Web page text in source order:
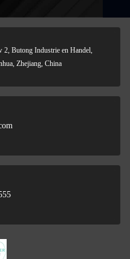
2, Butong Industrie en Handel,
Zhejiang, China